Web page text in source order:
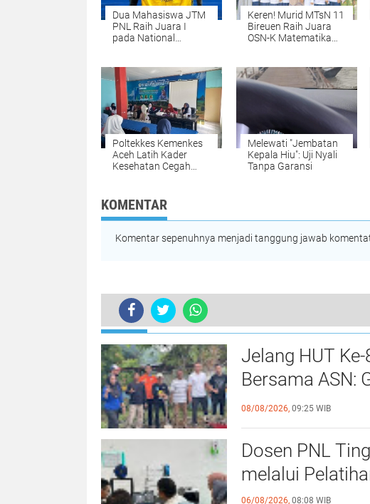
Dua Mahasiswa JTM
PNL Raih Juara I
pada National
Surabaya
Keren! Murid MTsN 11
Bireuen Raih Juara
OSN-K Matematika
Poltekkes Kemenkes
Aceh Latih Kader
Kesehatan Cegah
"Gasting"
Melewati "Jembatan
Kepala Hiu": Uji Nyali
Tanpa Garansi
KOMENTAR
Komentar sepenuhnya menjadi tanggung jawab
TERKINI
Jelang HUT
Bersama ASN:
Kebersamaan
08/08/2026, 09:25 WIB
Dosen PNL
melalui
06/08/2026, 08:08 WIB